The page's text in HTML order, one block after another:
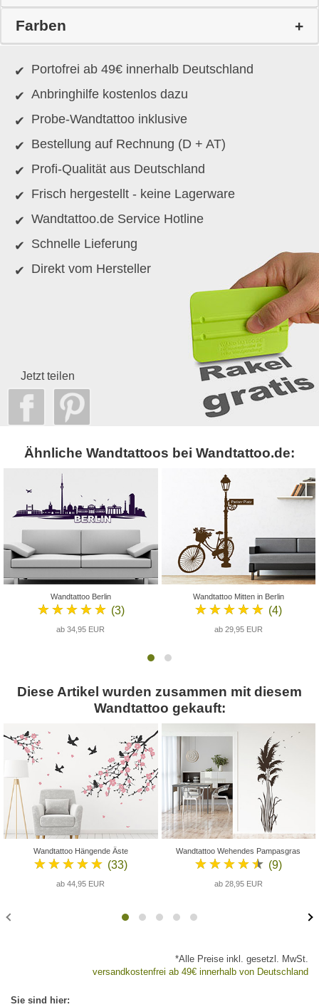
Farben
Portofrei ab 49€ innerhalb Deutschland
Anbringhilfe kostenlos dazu
Probe-Wandtattoo inklusive
Bestellung auf Rechnung (D + AT)
Profi-Qualität aus Deutschland
Frisch hergestellt - keine Lagerware
Wandtattoo.de Service Hotline
Schnelle Lieferung
Direkt vom Hersteller
Jetzt teilen
Ähnliche Wandtattoos bei Wandtattoo.de:
Wandtattoo Berlin
★★★★★ (3)
ab 34,95 EUR
Wandtattoo Mitten in Berlin
★★★★★ (4)
ab 29,95 EUR
Diese Artikel wurden zusammen mit diesem
Wandtattoo gekauft:
Wandtattoo Hängende Äste
★★★★★ (33)
ab 44,95 EUR
Wandtattoo Wehendes Pampasgras
★★★★★ (9)
ab 28,95 EUR
*Alle Preise inkl. gesetzl. MwSt.
versandkostenfrei ab 49€ innerhalb von Deutschland